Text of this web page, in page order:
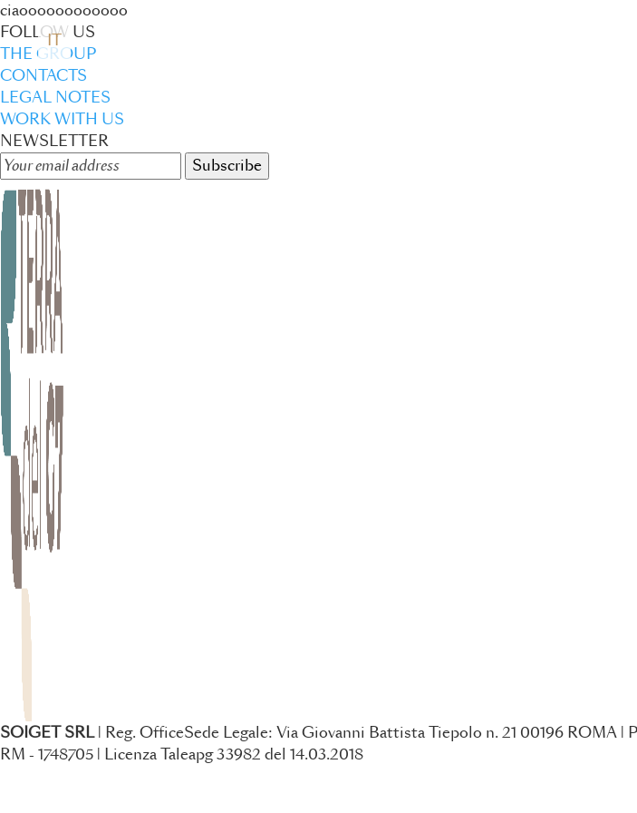
IT
ciaoooooooooooo
FOLLOW US
THE GROUP
CONTACTS
LEGAL NOTES
WORK WITH US
NEWSLETTER
SOIGET SRL| Reg. OfficeSede Legale: Via Giovanni Battista Tiepolo n. 21 00196 ROMA |
RM - 1748705 | Licenza Taleapg 33982 del 14.03.2018